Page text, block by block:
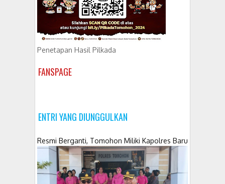
Penetapan Hasil Pilkada
FANSPAGE
ENTRI YANG DIUNGGULKAN
Resmi Berganti, Tomohon Miliki Kapolres Baru